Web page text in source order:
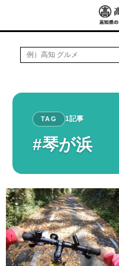
TAG 1記事
#琴が浜